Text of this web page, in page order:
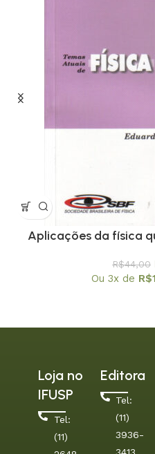
Aplicações da física
/
R$44,00
Ou 3x de R$
Loja no
IFUSP
Tel:
(11)
Editora
Tel:
(11)
3936-